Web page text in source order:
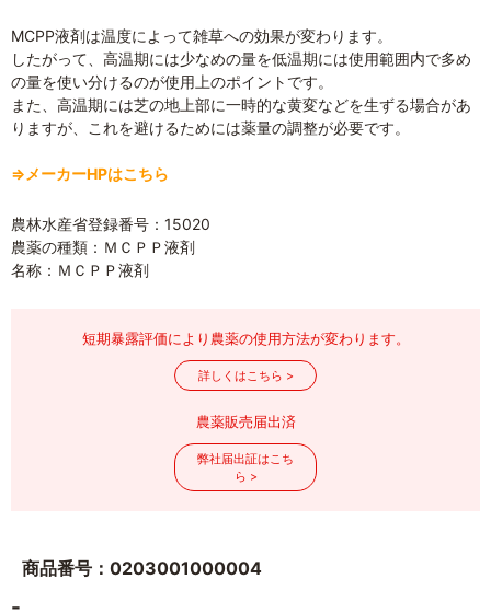
MCPP液剤は温度によって雑草への効果が変わります。
したがって、高温期には少なめの量を低温期には使用範囲内で多め
の量を使い分けるのが使用上のポイントです。
また、高温期には芝の地上部に一時的な黄変などを生ずる場合があ
りますが、これを避けるためには薬量の調整が必要です。
⇒メーカーHPはこちら
農林水産省登録番号：15020
農薬の種類：ＭＣＰＰ液剤
名称：ＭＣＰＰ液剤
短期暴露評価により農薬の使用方法が変わります。
詳しくはこちら >
農薬販売届出済
弊社届出証はこち
ら >
商品番号：0203001000004
-